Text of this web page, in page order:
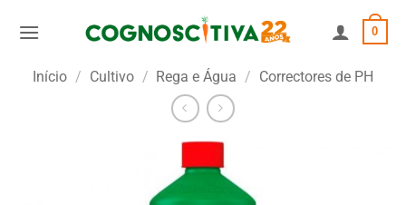
0
Início / Cultivo / Rega e Água / Correctores de PH